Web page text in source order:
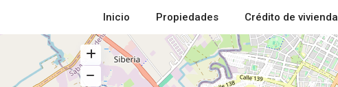
Inicio Propiedades Crédito de vivienda